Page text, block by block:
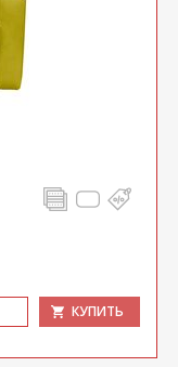
КУПИТЬ